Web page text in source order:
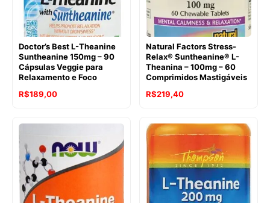
Doctor’s Best L-Theanine
Suntheanine 150mg – 90
Cápsulas Veggie para
Relaxamento e Foco
O
original
R$283,40.
R$189,00O
atual
é:
R$189,00.
Natural Factors Stress-
Relax® Suntheanine® L-
Theanina – 100mg – 60
Comprimidos Mastigáveis
O
original
era:
R$286,13.
R$219,40O
atual
R$219,40.